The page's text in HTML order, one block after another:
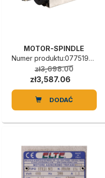
MOTOR-SPINDLE
Numer produktu:0775190016L
zł3,698.00
zł3,587.06
DODAĆ